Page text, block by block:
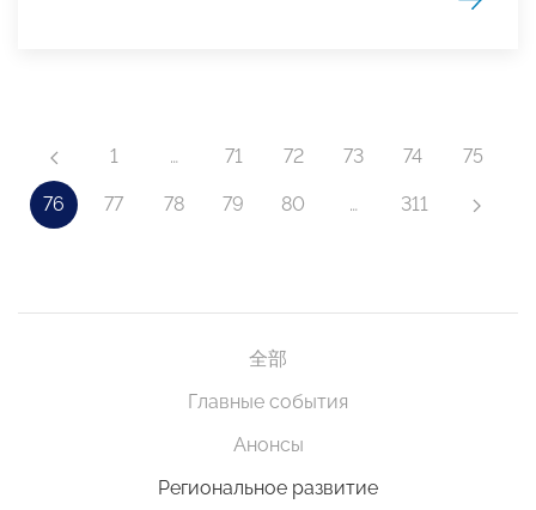
1 … 71 72 73 74 75
76 77 78 79 80 … 311
全部
Главные события
Анонсы
Региональное развитие